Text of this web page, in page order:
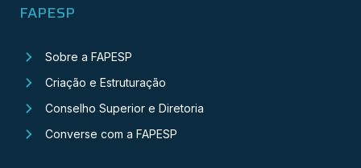
FAPESP
Sobre a FAPESP
Criação e Estruturação
Conselho Superior e Diretoria
Converse com a FAPESP